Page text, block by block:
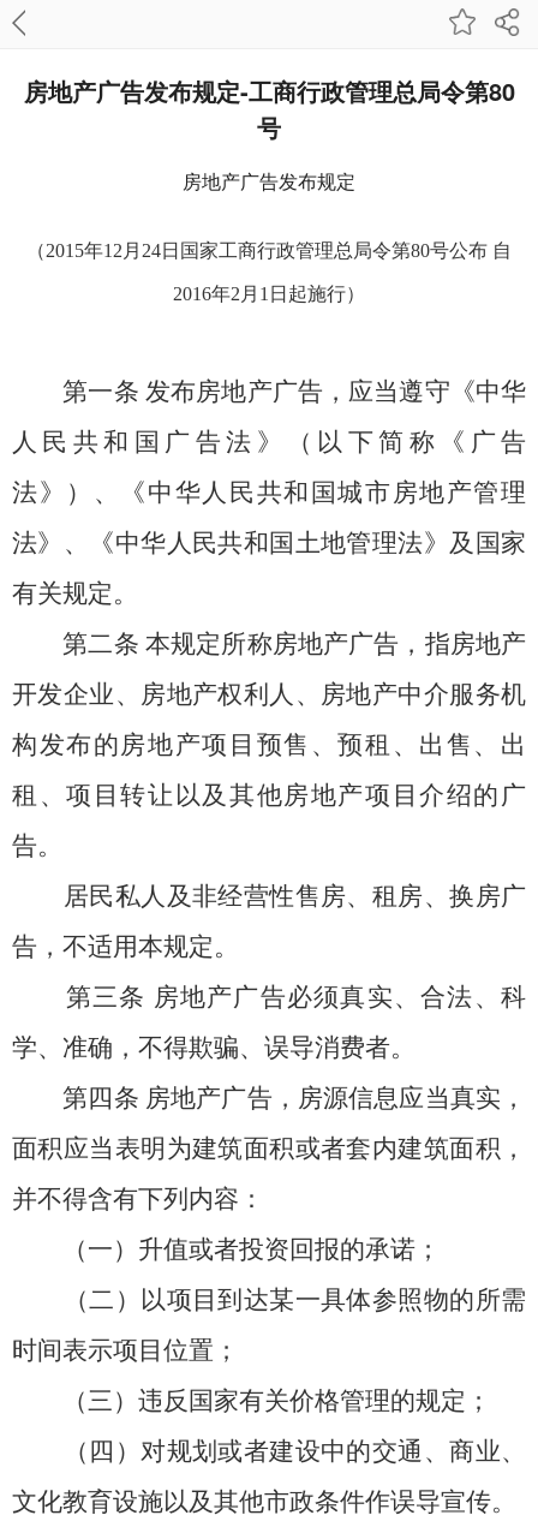
房地产广告发布规定-工商行政管理总局令第80
号
房地产广告发布规定
（2015年12月24日国家工商行政管理总局令第80号公布 自
2016年2月1日起施行）
第一条 发布房地产广告，应当遵守《中华
人民共和国广告法》（以下简称《广告
法》）、《中华人民共和国城市房地产管理
法》、《中华人民共和国土地管理法》及国家
有关规定。
第二条 本规定所称房地产广告，指房地产
开发企业、房地产权利人、房地产中介服务机
构发布的房地产项目预售、预租、出售、出
租、项目转让以及其他房地产项目介绍的广
告。
居民私人及非经营性售房、租房、换房广
告，不适用本规定。
第三条 房地产广告必须真实、合法、科
学、准确，不得欺骗、误导消费者。
第四条 房地产广告，房源信息应当真实，
面积应当表明为建筑面积或者套内建筑面积，
并不得含有下列内容：
（一）升值或者投资回报的承诺；
（二）以项目到达某一具体参照物的所需
时间表示项目位置；
（三）违反国家有关价格管理的规定；
（四）对规划或者建设中的交通、商业、
文化教育设施以及其他市政条件作误导宣传。